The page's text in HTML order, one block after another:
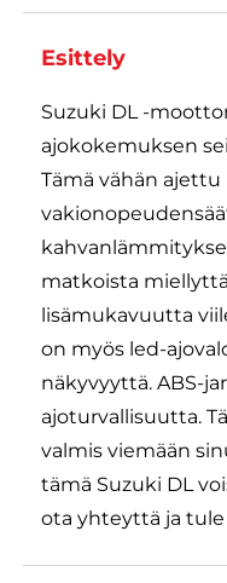
Esittely
Suzuki DL -
ajokokemuksen
Tämä vähän
matkoista
lisämukavuutta
on myös led-
näkyvyyttä. ABS-
ajoturvallisuutta.
valmis viemään
tämä Suzuki DL
ota yhteyttä ja tule